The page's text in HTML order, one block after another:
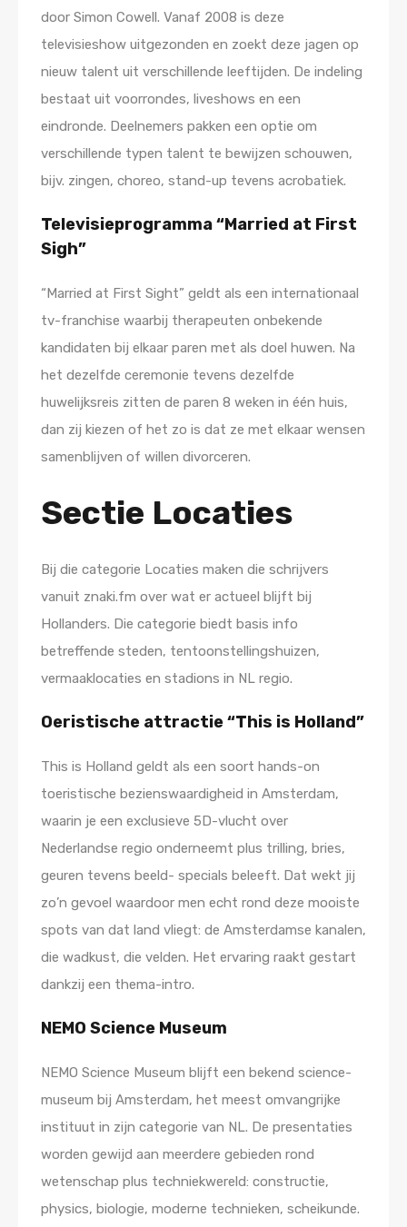
door Simon Cowell. Vanaf 2008 is deze
televisieshow uitgezonden en zoekt deze jagen op
nieuw talent uit verschillende leeftijden. De indeling
bestaat uit voorrondes, liveshows en een
eindronde. Deelnemers pakken een optie om
verschillende typen talent te bewijzen schouwen,
bijv. zingen, choreo, stand-up tevens acrobatiek.
Televisieprogramma “Married at First
Sigh”
“Married at First Sight” geldt als een internationaal
tv-franchise waarbij therapeuten onbekende
kandidaten bij elkaar paren met als doel huwen. Na
het dezelfde ceremonie tevens dezelfde
huwelijksreis zitten de paren 8 weken in één huis,
dan zij kiezen of het zo is dat ze met elkaar wensen
samenblijven of willen divorceren.
Sectie Locaties
Bij die categorie Locaties maken die schrijvers
vanuit znaki.fm over wat er actueel blijft bij
Hollanders. Die categorie biedt basis info
betreffende steden, tentoonstellingshuizen,
vermaaklocaties en stadions in NL regio.
Oeristische attractie “This is Holland”
This is Holland geldt als een soort hands-on
toeristische bezienswaardigheid in Amsterdam,
waarin je een exclusieve 5D-vlucht over
Nederlandse regio onderneemt plus trilling, bries,
geuren tevens beeld- specials beleeft. Dat wekt jij
zo’n gevoel waardoor men echt rond deze mooiste
spots van dat land vliegt: de Amsterdamse kanalen,
die wadkust, die velden. Het ervaring raakt gestart
dankzij een thema-intro.
NEMO Science Museum
NEMO Science Museum blijft een bekend science-
museum bij Amsterdam, het meest omvangrijke
instituut in zijn categorie van NL. De presentaties
worden gewijd aan meerdere gebieden rond
wetenschap plus techniekwereld: constructie,
physics, biologie, moderne technieken, scheikunde.